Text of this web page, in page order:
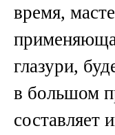
время,
глазури,
в большом
составляет